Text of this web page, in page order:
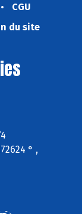
CGU
du site
° ,